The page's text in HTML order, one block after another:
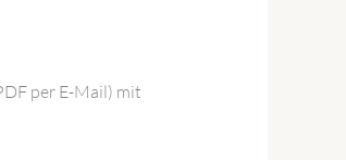
per E-Mail) mit